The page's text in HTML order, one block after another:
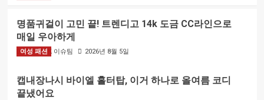
명품귀걸이 고민 끝! 트렌디고 14k 도금 CC라인으로
매일 우아하게
BIZMARK 이슈팀 2026년 8월 5일
여성 패션
캡내장나시 바이엘 홀터탑, 이거 하나로 올여름 코디
끝냈어요